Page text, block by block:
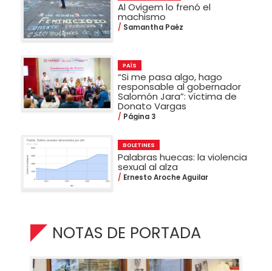
Al Ovigem lo frenó el
machismo
Samantha Paéz
PAÍS
“Si me pasa algo, hago
responsable al gobernador
Salomón Jara”: víctima de
Donato Vargas
Página 3
BOLETINES
Palabras huecas: la violencia
sexual al alza
Ernesto Aroche Aguilar
NOTAS DE PORTADA